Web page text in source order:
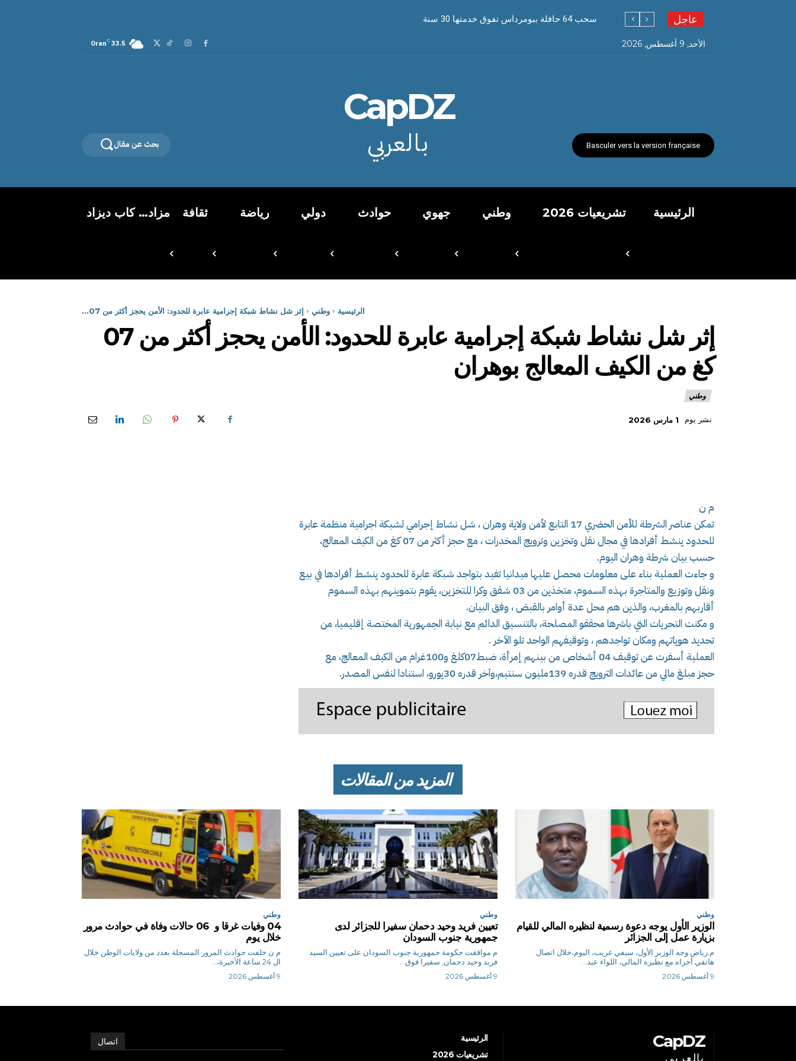
عاجل سحب 64 حافلة ببومرداس تفوق خدمتها 30 سنة
الأحد, 9 أغسطس, 2026 33.5
C
Oran
Basculer vers la version française
CapDZ
بالعربي بحث عن مقال
الرئيسية تشريعيات 2026 وطني جهوي حوادث دولي رياضة ثقافة مزاد… كاب ديزاد
الرئيسية وطني إثر شل نشاط شبكة إجرامية عابرة للحدود: الأمن يحجز أكثر من 07...
إثر شل نشاط شبكة إجرامية عابرة للحدود: الأمن يحجز أكثر من 07
كغ من الكيف المعالج بوهران
وطني
نشر يوم 1 مارس 2026
م ن
تمكن عناصر الشرطة للأمن الحضري 17 التابع لأمن ولاية وهران ، شل نشاط إجرامي لشبكة اجرامية منظمة عابرة
للحدود ينشط أفرادها في مجال نقل وتخزين وترويج المخدرات ، مع حجز أكثر من 07 كغ من الكيف المعالج،
حسب بيان شرطة وهران اليوم.
و جاءت العملية بناء على معلومات محصل عليها ميدانيا تفيد بتواجد شبكة عابرة للحدود ينشط أفرادها في بيع
ونقل وتوزيع والمتاجرة بهذه السموم، متخذين من 03 شقق وكرا للتخزين، يقوم بتموينهم بهذه السموم
أقاربهم بالمغرب، والذين هم محل عدة أوامر بالقبض ، وفق البيان.
و مكنت التحريات التي باشرها محققو المصلحة، بالتنسيق الدائم مع نيابة الجمهورية المختصة إقليميا، من
تحديد هوياتهم ومكان تواجدهم ، وتوقيفهم الواحد تلو الآخر .
العملية أسفرت عن توقيف 04 أشخاص من بينهم إمرأة، ضبط07كلغ و100غرام من الكيف المعالج، مع
حجز مبلغ مالي من عائدات الترويج قدره 139مليون سنتيم،وآخر قدره 30يورو، استنادا لنفس المصدر.
المزيد من المقالات
وطني
الوزير الأول يوجه دعوة رسمية لنظيره المالي للقيام
بزيارة عمل إلى الجزائر
م.رياض وجه الوزير الأول، سيفي غريب، اليوم،خلال اتصال
هاتفي أجراه مع نظيره المالي، اللواء عبد...
9 أغسطس 2026
وطني
تعيين فريد وحيد دحمان سفيرا للجزائر لدى
جمهورية جنوب السودان
م موافقت حكومة جمهورية جنوب السودان على تعيين السيد
فريد وحيد دحمان, سفيرا فوق...
9 أغسطس 2026
وطني
04 وفيات غرقا و 06 حالات وفاة في حوادث مرور
خلال يوم
م ن خلفت حوادث المرور المسجلة بعدد من ولايات الوطن خلال
ال 24 ساعة الأخيرة،...
9 أغسطس 2026
CapDZ
بالعربي
الرئيسية
تشريعيات 2026
اتصال